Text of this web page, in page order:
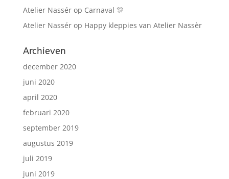
Atelier Nassérop Carnaval 🎊
Atelier Nassérop Happy kleppies van Atelier Nassèr
Archieven
december 2020
juni 2020
april 2020
februari 2020
september 2019
augustus 2019
juli 2019
juni 2019